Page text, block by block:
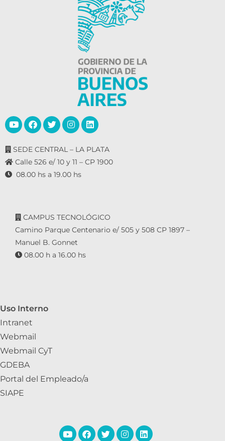
SEDE CENTRAL – LA PLATA
Calle 526 e/ 10 y 11 – CP 1900
08.00 hs a 19.00 hs
CAMPUS TECNOLÓGICO
Camino Parque Centenario e/ 505 y 508 CP 1897 –
Manuel B. Gonnet
08.00 h a 16.00 hs
Uso Interno
Intranet
Webmail
Webmail CyT
GDEBA
Portal del Empleado/a
SIAPE